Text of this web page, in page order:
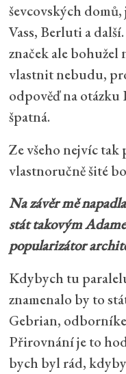
ševcovských
Vass, Berluti a
značek ale bohužel
vlastnit nebudu,
odpověď na otázku
špatná.
Ze všeho nejvíc
vlastnoručně šité
Na závěr mě
stát takovým
popularizátor
Kdybych tu
znamenalo by to
Gebrian,
Přirovnání je to
bych byl rád,